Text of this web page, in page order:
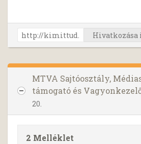
Hivatkozása
MTVA Sajtóosztály,
támogató és
20.
2 Melléklet